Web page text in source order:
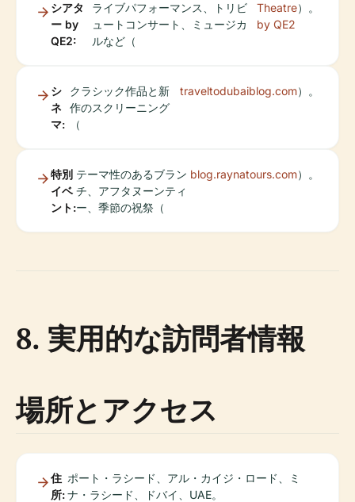
シアタ
ー by
QE2:
ライブパフォーマンス、トリビ
ュートコンサート、ミュージカ
ルなど（
Theatre
by QE2
）。
シ
ネ
マ:
クラシック作品と新
作のスクリーニング
（
traveltodubaiblog.com）。
特別
イベ
ント:
テーマ性のあるブラン
チ、アフタヌーンティ
ー、季節の祝祭（
blog.raynatours.com）。
8. 実用的な訪問者情報
場所とアクセス
住
所:
ポート・ラシード、アル・カイジ・ロード、ミ
ナ・ラシード、ドバイ、UAE。